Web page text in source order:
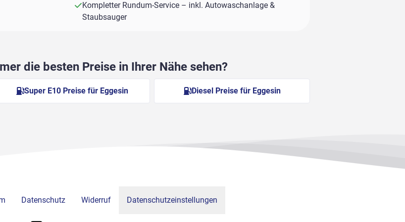
Kompletter Rundum-Service – inkl. Autowaschanlage &
Staubsauger
die besten Preise in Ihrer Nähe sehen?
Super E10 Preise für Eggesin Diesel Preise für Eggesin
Datenschutz Widerruf Datenschutzeinstellungen